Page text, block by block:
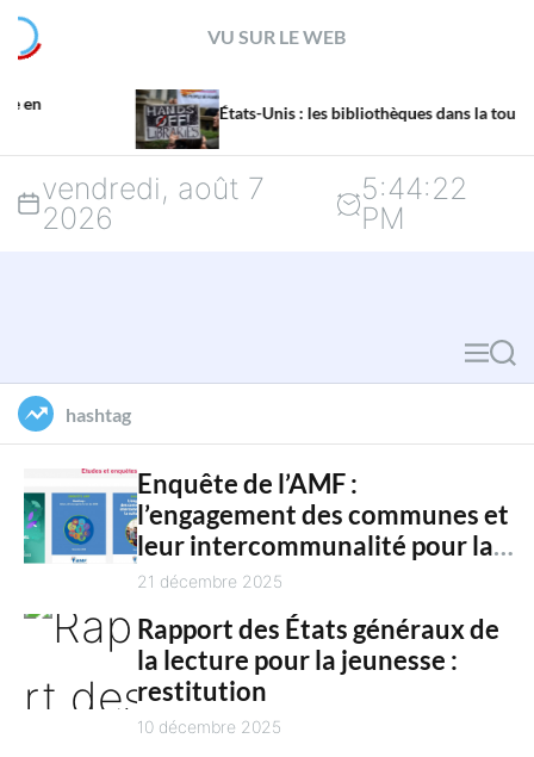
p
t
VU SUR LE WEB
États-Unis : les bibliothèques dans la tourmente
vendredi, août 7
2026
5:44:23
PM
M
n
S
a
c
h
hashtag
Enquête de l’AMF :
l’engagement des communes et
leur intercommunalité pour la
culture en 2025
21 décembre 2025
Rapport des États généraux de
la lecture pour la jeunesse :
restitution
10 décembre 2025